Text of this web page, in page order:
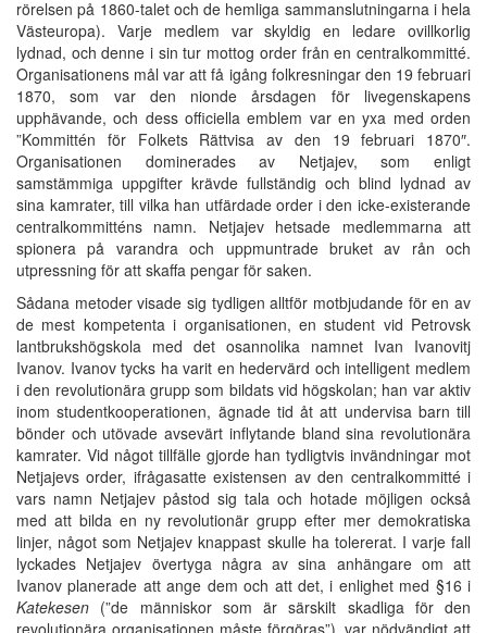
rörelsen på 1860-talet och de hemliga sammanslutningarna i hela
Västeuropa). Varje medlem var skyldig en ledare ovillkorlig
lydnad, och denne i sin tur mottog order från en centralkommitté.
Organisationens mål var att få igång folkresningar den 19 februari
1870, som var den nionde årsdagen för livegenskapens
upphävande, och dess officiella emblem var en yxa med orden
”Kommittén för Folkets Rättvisa av den 19 februari 1870″.
Organisationen dominerades av Netjajev, som enligt
samstämmiga uppgifter krävde fullständig och blind lydnad av
sina kamrater, till vilka han utfärdade order i den icke-existerande
centralkommitténs namn. Netjajev hetsade medlemmarna att
spionera på varandra och uppmuntrade bruket av rån och
utpressning för att skaffa pengar för saken.
Sådana metoder visade sig tydligen alltför motbjudande för en av
de mest kompetenta i organisationen, en student vid Petrovsk
lantbrukshögskola med det osannolika namnet Ivan Ivanovitj
Ivanov. Ivanov tycks ha varit en hedervärd och intelligent medlem
i den revolutionära grupp som bildats vid högskolan; han var aktiv
inom studentkooperationen, ägnade tid åt att undervisa barn till
bönder och utövade avsevärt inflytande bland sina revolutionära
kamrater. Vid något tillfälle gjorde han tydligtvis invändningar mot
Netjajevs order, ifrågasatte existensen av den centralkommitté i
vars namn Netjajev påstod sig tala och hotade möjligen också
med att bilda en ny revolutionär grupp efter mer demokratiska
linjer, något som Netjajev knappast skulle ha tolererat. I varje fall
lyckades Netjajev övertyga några av sina anhängare om att
Ivanov planerade att ange dem och att det, i enlighet med §16 i
Katekesen (”de människor som är särskilt skadliga för den
revolutionära organisationen måste förgöras”), var nödvändigt att